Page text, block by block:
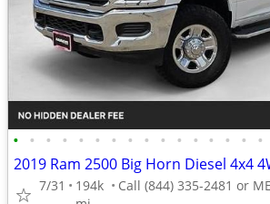
• • • • • • • • • • • • • • • •
7/31
194k